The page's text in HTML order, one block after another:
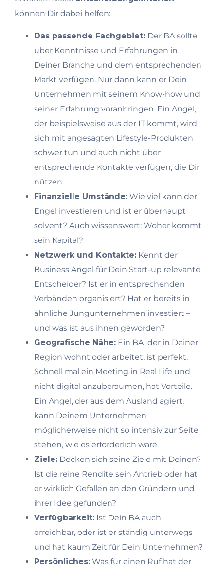
können Dir dabei helfen:
Das passende Fachgebiet: Der BA sollte
über Kenntnisse und Erfahrungen in
Deiner Branche und dem entsprechenden
Markt verfügen. Nur dann kann er Dein
Unternehmen mit seinem Know-how und
seiner Erfahrung voranbringen. Ein Angel,
der beispielsweise aus der IT kommt, wird
sich mit angesagten Lifestyle-Produkten
schwer tun und auch nicht über
entsprechende Kontakte verfügen, die Dir
nützen.
Finanzielle Umstände: Wie viel kann der
Engel investieren und ist er überhaupt
solvent? Auch wissenswert: Woher kommt
sein Kapital?
Netzwerk und Kontakte: Kennt der
Business Angel für Dein Start-up relevante
Entscheider? Ist er in entsprechenden
Verbänden organisiert? Hat er bereits in
ähnliche Jungunternehmen investiert –
und was ist aus ihnen geworden?
Geografische Nähe: Ein BA, der in Deiner
Region wohnt oder arbeitet, ist perfekt.
Schnell mal ein Meeting in Real Life und
nicht digital anzuberaumen, hat Vorteile.
Ein Angel, der aus dem Ausland agiert,
kann Deinem Unternehmen
möglicherweise nicht so intensiv zur Seite
stehen, wie es erforderlich wäre.
Ziele: Decken sich seine Ziele mit Deinen?
Ist die reine Rendite sein Antrieb oder hat
er wirklich Gefallen an den Gründern und
ihrer Idee gefunden?
Verfügbarkeit: Ist Dein BA auch
erreichbar, oder ist er ständig unterwegs
und hat kaum Zeit für Dein Unternehmen?
Persönliches: Was für einen Ruf hat der